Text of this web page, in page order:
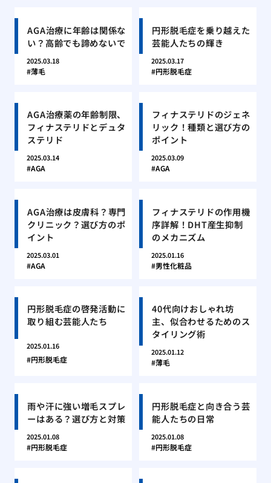
AGA治療に年齢は関係な
い？高齢でも諦めないで
2025.03.18
薄毛
円形脱毛症を乗り越えた
芸能人たちの輝き
2025.03.17
円形脱毛症
AGA治療薬の年齢制限、
フィナステリドとデュタ
ステリド
2025.03.14
AGA
フィナステリドのジェネ
リック！種類と選び方の
ポイント
2025.03.09
AGA
AGA治療は皮膚科？専門
クリニック？選び方のポ
イント
2025.03.01
AGA
フィナステリドの作用機
序詳解！DHT産生抑制
のメカニズム
2025.01.16
男性化粧品
円形脱毛症の啓発活動に
取り組む芸能人たち
2025.01.16
円形脱毛症
40代向けおしゃれ坊
主、似合わせるためのス
タイリング術
2025.01.12
薄毛
雨や汗に強い増毛スプレ
ーはある？選び方と対策
2025.01.08
円形脱毛症
円形脱毛症と向き合う芸
能人たちの日常
2025.01.08
円形脱毛症